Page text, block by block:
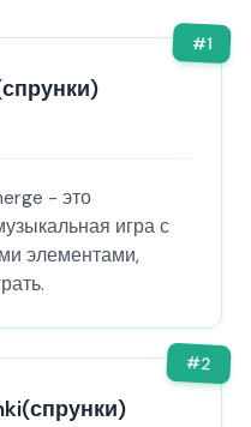
#1
- это
игра с
элементами,
#2